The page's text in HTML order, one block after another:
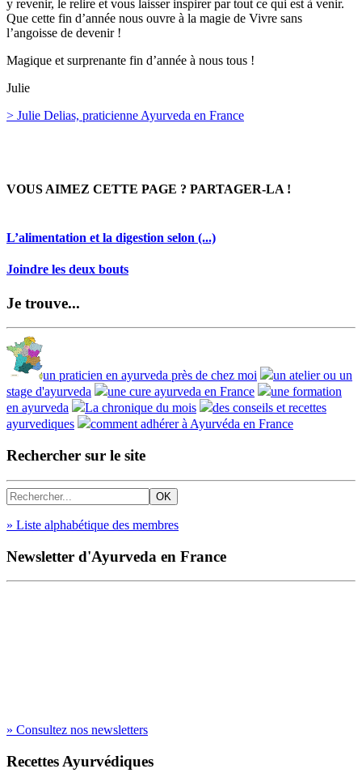
y revenir, le relire et vous laisser inspirer par tout ce qui est à venir.
Que cette fin d’année nous ouvre à la magie de Vivre sans
l’angoisse de devenir !
Magique et surprenante fin d’année à nous tous !
Julie
> Julie Delias, praticienne Ayurveda en France
VOUS AIMEZ CETTE PAGE ? PARTAGER-LA !
L’alimentation et la digestion selon (...)
Joindre les deux bouts
Je trouve...
un praticien en ayurveda près de chez moi
un atelier ou un
stage d'ayurveda
une cure ayurveda en France
une formation
en ayurveda
La chronique du mois
des conseils et recettes
ayurvediques
comment adhérer à Ayurvéda en France
Rechercher sur le site
» Liste alphabétique des membres
Newsletter d'Ayurveda en France
» Consultez nos newsletters
Recettes Ayurvédiques